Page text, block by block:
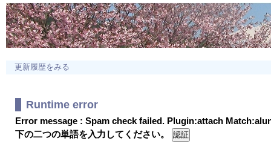
更新履歴をみる
Runtime error
Error message : Spam check failed. Plugin:attach
下の二つの単語を入力してください。